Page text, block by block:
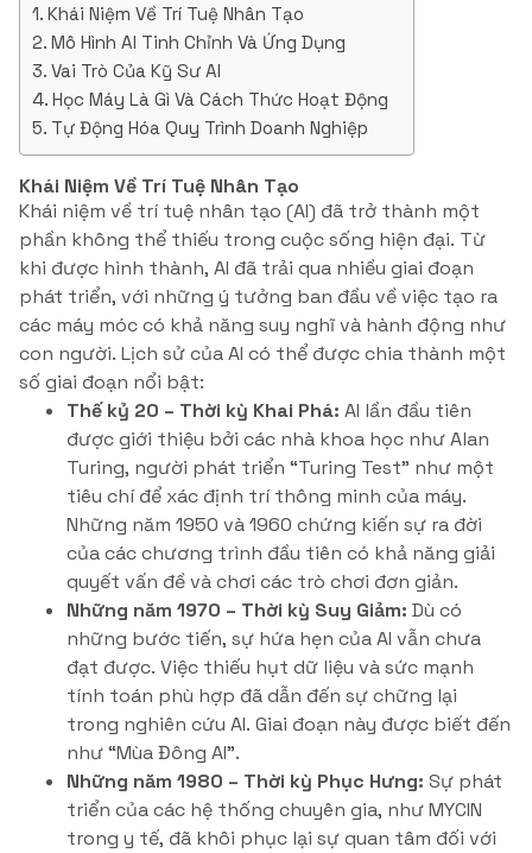
Khái Niệm Về Trí Tuệ Nhân Tạo
Mô Hình AI Tinh Chỉnh Và Ứng Dụng
Vai Trò Của Kỹ Sư AI
Học Máy Là Gì Và Cách Thức Hoạt Động
Tự Động Hóa Quy Trình Doanh Nghiệp
Khái Niệm Về Trí Tuệ Nhân Tạo
Khái niệm về trí tuệ nhân tạo (AI) đã trở thành một
phần không thể thiếu trong cuộc sống hiện đại. Từ
khi được hình thành, AI đã trải qua nhiều giai đoạn
phát triển, với những ý tưởng ban đầu về việc tạo ra
các máy móc có khả năng suy nghĩ và hành động như
con người. Lịch sử của AI có thể được chia thành một
số giai đoạn nổi bật:
Thế kỷ 20 – Thời kỳ Khai Phá: AI lần đầu tiên
được giới thiệu bởi các nhà khoa học như Alan
Turing, người phát triển “Turing Test” như một
tiêu chí để xác định trí thông minh của máy.
Những năm 1950 và 1960 chứng kiến ​​sự ra đời
của các chương trình đầu tiên có khả năng giải
quyết vấn đề và chơi các trò chơi đơn giản.
Những năm 1970 – Thời kỳ Suy Giảm: Dù có
những bước tiến, sự hứa hẹn của AI vẫn chưa
đạt được. Việc thiếu hụt dữ liệu và sức mạnh
tính toán phù hợp đã dẫn đến sự chững lại
trong nghiên cứu AI. Giai đoạn này được biết đến
như “Mùa Đông AI”.
Những năm 1980 – Thời kỳ Phục Hưng: Sự phát
triển của các hệ thống chuyên gia, như MYCIN
trong y tế, đã khôi phục lại sự quan tâm đối với